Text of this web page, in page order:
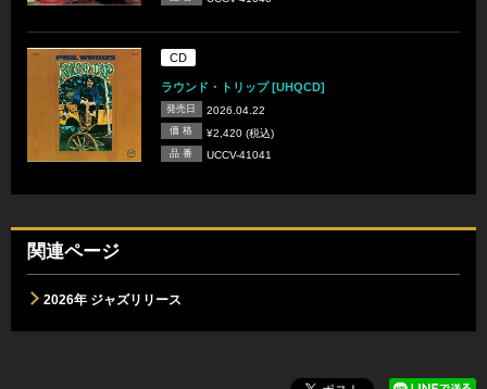
CD
ラウンド・トリップ [UHQCD]
発売日 2026.04.22
価 格 ¥2,420 (税込)
品 番 UCCV-41041
関連ページ
2026年 ジャズリリース